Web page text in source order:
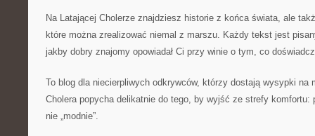
Na Latającej Cholerze znajdziesz historie z końca świata, ale
które można zrealizować niemal z marszu. Każdy tekst jest
jakby dobry znajomy opowiadał Ci przy winie o tym, co
To blog dla niecierpliwych odkrywców, którzy dostają wysypki na
Cholera popycha delikatnie do tego, by wyjść ze strefy komfortu:
nie „modnie”.